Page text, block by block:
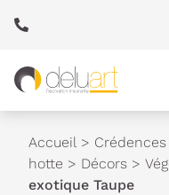
Accueil >
hotte > Décors >
exotique Taupe